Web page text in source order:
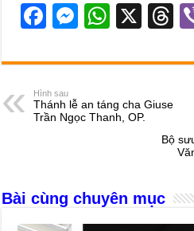
F
c
e
b
k
M
ss
n
W
at
A
X
T
e
s
Hình sau
Thánh lễ an táng cha Giuse
Trần Ngọc Thanh, OP.
Bộ
Bài cùng chuyên mục